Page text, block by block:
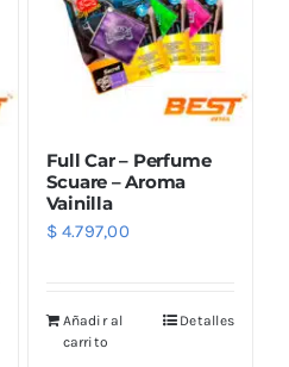
Full Car – Perfume
Scuare – Aroma
Vainilla
$4.797,00
Añadir al
carrito
Detalles